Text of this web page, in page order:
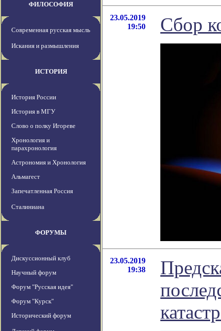
ФИЛОСОФИЯ
Современная русская мысль
Искания и размышления
ИСТОРИЯ
История России
История в МГУ
Слово о полку Игореве
Хронология и
парахронология
Астрономия и Хронология
Альмагест
Запечатленная Россия
Сталиниана
ФОРУМЫ
Дискуссионный клуб
Научный форум
Форум "Русская идея"
Форум "Курск"
Исторический форум
23.05.2019
19:50
Сбор
23.05.2019
19:38